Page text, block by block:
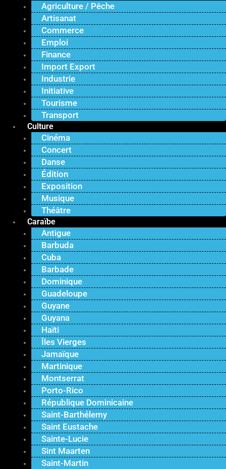
Agriculture / Pêche
Artisanat
Commerce
Emploi
Finance
Import Export
Industrie
Initiative
Tourisme
Transport
Culture
Cinéma
Concert
Danse
Édition
Exposition
Musique
Théâtre
Caraïbe
Antigue
Barbuda
Cuba
Barbade
Dominique
Guadeloupe
Guyane
Guyana
Haïti
Îles Vierges
Jamaïque
Martinique
Montserrat
Porto-Rico
République Dominicaine
Saint-Barthélemy
Saint Eustache
Sainte-Lucie
Sint Maarten
Saint-Martin